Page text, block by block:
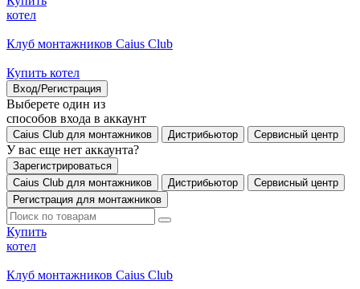
котел
Клуб монтажников Caius Club
Купить котел
Вход/Регистрация
Выберете один из
способов входа в аккаунт
Caius Club для монтажников Дистрибьютор Сервисный центр
У вас еще нет аккаунта?
Зарегистрироваться
Caius Club для монтажников
Дистрибьютор
Сервисный центр
Регистрация для монтажников
Купить
котел
Клуб монтажников Caius Club